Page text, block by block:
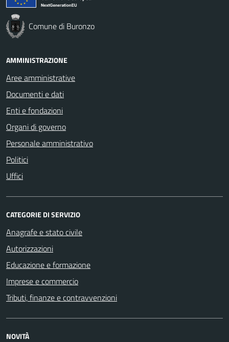
Comune di Buronzo
AMMINISTRAZIONE
Aree amministrative
Documenti e dati
Enti e fondazioni
Organi di governo
Personale amministrativo
Politici
Uffici
CATEGORIE DI SERVIZIO
Anagrafe e stato civile
Autorizzazioni
Educazione e formazione
Imprese e commercio
Tributi, finanze e contravvenzioni
NOVITÀ